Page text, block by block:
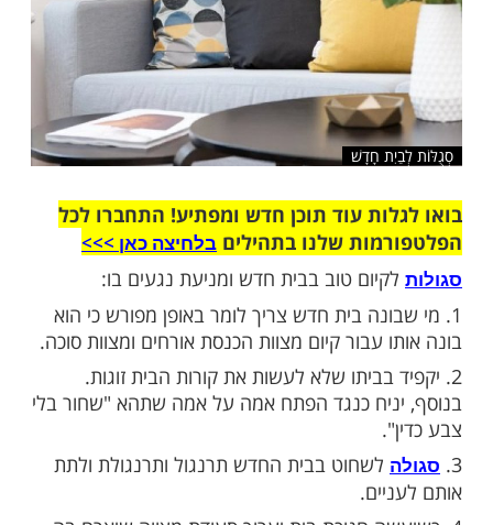
שלח לחבר
חָדָשׁ
עוד תוכן חדש ומפתיע! התחברו לכל
שלנו בתהיליםבלחיצה כאן >>>​
טוב בבית חדש ומניעת נגעים בו:
בית חדש צריך לומר באופן מפורש כי הוא